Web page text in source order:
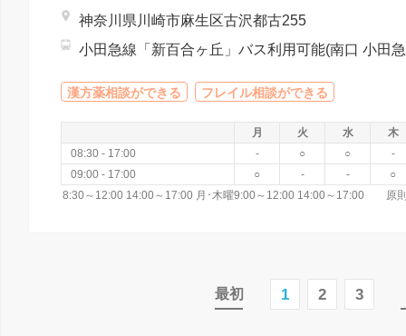
神奈川県川崎市麻生区古沢都古255
漢方薬相談ができる フレイル相談ができる
月 火 水
木
08:30 - 17:00
- ○ ○
-
09:00 - 17:00
○ - - ○
最初 1 2 3